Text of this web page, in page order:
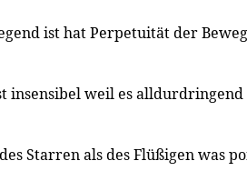
ist hat Perpetuität der
insensibel weil es alldurdringend
Starren als des Flüßigen was